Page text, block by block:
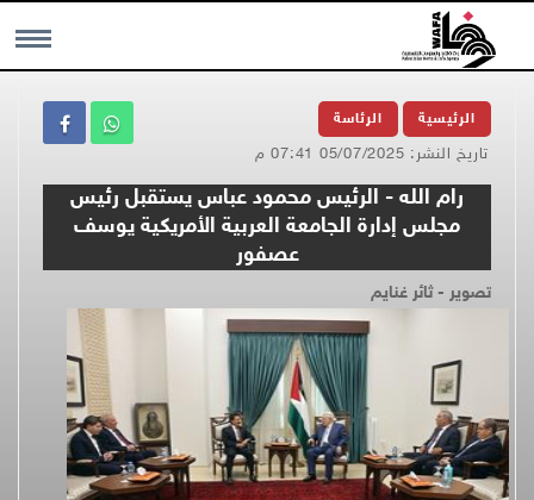
MENU الرئيسية الرئاسة
تاريخ النشر: 05/07/2025 07:41 م
رام الله - الرئيس محمود عباس يستقبل رئيس
مجلس إدارة الجامعة العربية الأمريكية يوسف
عصفور
تصوير - ثائر غنايم